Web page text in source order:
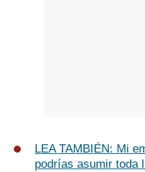
LEA TAMBIÉN: Mi
podrías asumir toda